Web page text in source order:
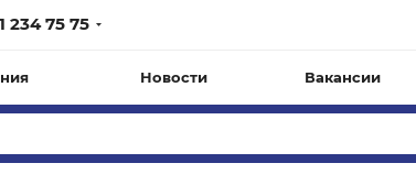
234 75 75
Новости Вакансии